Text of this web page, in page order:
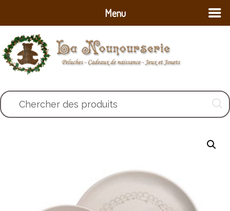
Chercher des produits
Menu